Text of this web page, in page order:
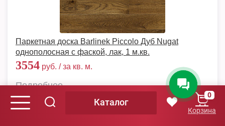
Паркетная доска Barlinek Piccolo Дуб Nugat
однополосная с фаской, лак, 1 м.кв.
3554 руб. / за кв. м.
Подробнее
Каталог
0
Корзина